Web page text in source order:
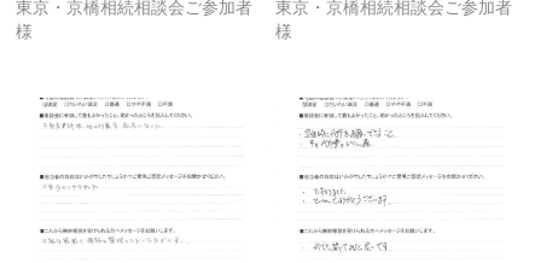
東京・京橋相続相談会ご参加者
様
東京・京橋相続相談会ご参加者
様